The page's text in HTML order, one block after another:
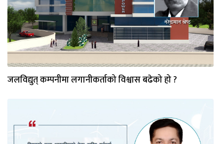
जलविद्युत् कम्पनीमा लगानीकर्ताको विश्वास बढेको हो ?